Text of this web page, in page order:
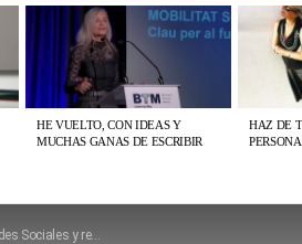
HE VUELTO, CON IDEAS Y
MUCHAS GANAS DE ESCRIBIR
HAZ DE
Sociales y restaurantes